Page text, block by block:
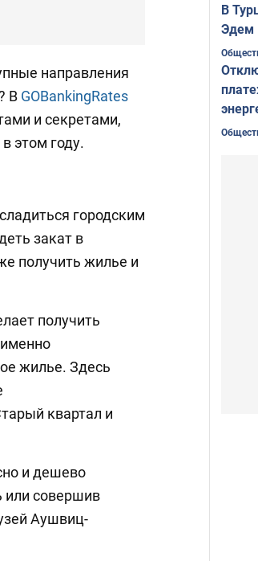
направления
В GOBankingRates
и секретами,
этом году.
городским
закат в
получить жилье и
получить
жилье. Здесь
квартал и
и дешево
или совершив
Аушвиц-
В
Эдем